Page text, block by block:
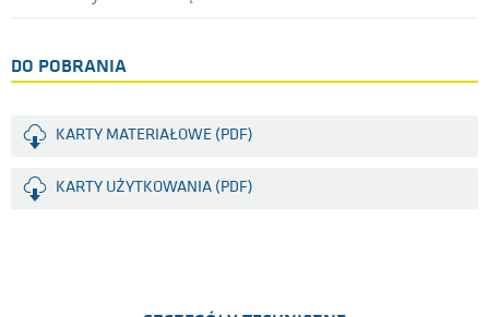
DO POBRANIA
KARTY MATERIAŁOWE (PDF)
KARTY UŻYTKOWANIA (PDF)